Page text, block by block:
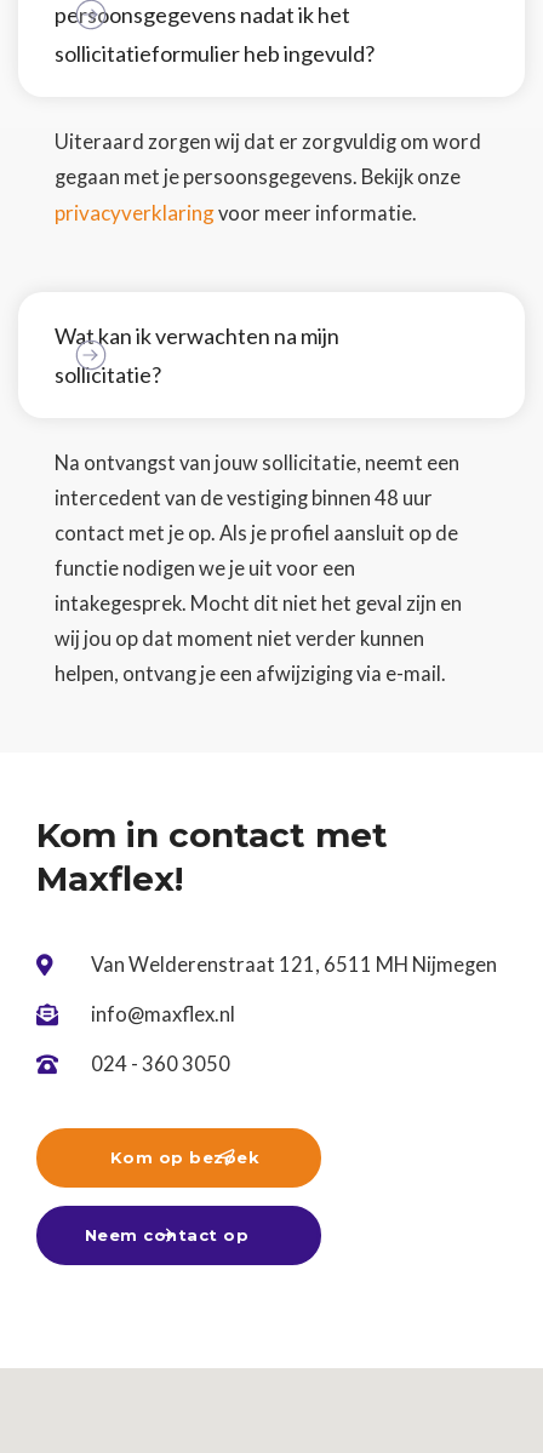
persoonsgegevens nadat ik het
sollicitatieformulier heb ingevuld?
Uiteraard zorgen wij dat er zorgvuldig om word
gegaan met je persoonsgegevens. Bekijk onze
privacyverklaringvoor meer informatie.
Wat kan ik verwachten na mijn
sollicitatie?
Na ontvangst van jouw sollicitatie, neemt een
intercedent van de vestiging binnen 48 uur
contact met je op. Als je profiel aansluit op de
functie nodigen we je uit voor een
intakegesprek. Mocht dit niet het geval zijn en
wij jou op dat moment niet verder kunnen
helpen, ontvang je een afwijziging via e-mail.
Kom in contact met
Maxflex!
 Van Welderenstraat 121, 6511 MH Nijmegen
 info@maxflex.nl
 024 - 360 3050

Kom op bezoek
Neem contact op
